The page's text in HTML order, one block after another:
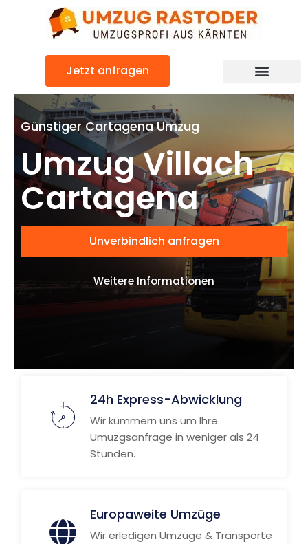
Jetzt anfragen
Günstiger Cartagena Umzug
Umzug Villach
Cartagena
Unverbindlich anfragen
Weitere Informationen
24h Express-Abwicklung
Wir kümmern uns um Ihre
Umuzgsanfrage in weniger als 24
Stunden.
Europaweite Umzüge
Wir erledigen Umzüge & Transporte